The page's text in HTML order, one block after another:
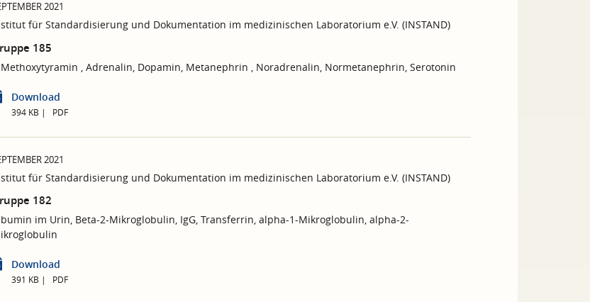
2021
für Standardisierung und Dokumentation im medizinischen Laboratorium e.V. (INSTAND)
185
, Adrenalin, Dopamin, Metanephrin , Noradrenalin, Normetanephrin, Serotonin
Download
394 KB PDF
2021
für Standardisierung und Dokumentation im medizinischen Laboratorium e.V. (INSTAND)
182
im Urin, Beta-2-Mikroglobulin, IgG, Transferrin, alpha-1-Mikroglobulin, alpha-2-
Download
391 KB PDF